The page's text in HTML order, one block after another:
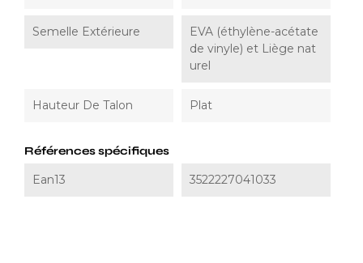
Semelle Extérieure
EVA (éthylène-acétate
de vinyle) et Liège nat
urel
Hauteur De Talon Plat
Références spécifiques
Ean13 3522227041033